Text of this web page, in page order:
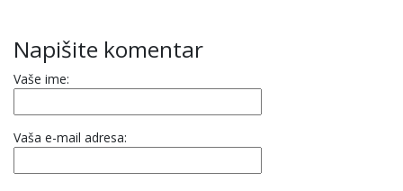
Napišite komentar
Vaše ime:
Vaša e-mail adresa: